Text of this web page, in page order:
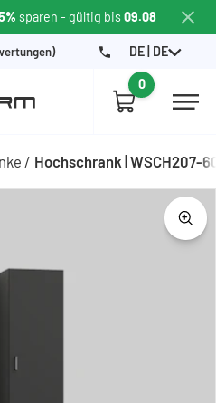
sparen - gültig bis09.08
DE | DE
0
Hochschrank | WSCH207-